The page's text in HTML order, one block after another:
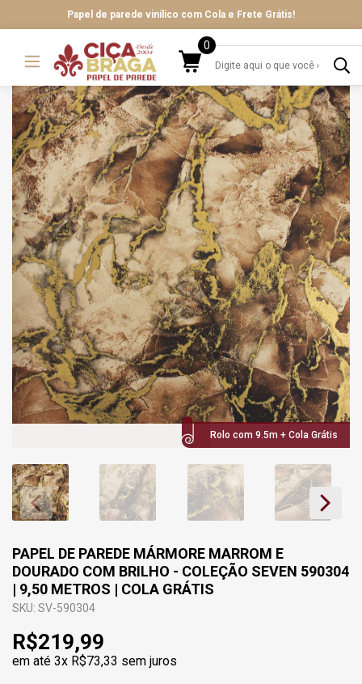
Papel de parede vinílico com Cola e Frete Grátis!
0
Rolo com 9.5m + Cola Grátis
PAPEL DE PAREDE MÁRMORE MARROM E
DOURADO COM BRILHO - COLEÇÃO SEVEN 590304
| 9,50 METROS | COLA GRÁTIS
SKU: SV-590304
R$219,99
em até 3x R$73,33 sem juros